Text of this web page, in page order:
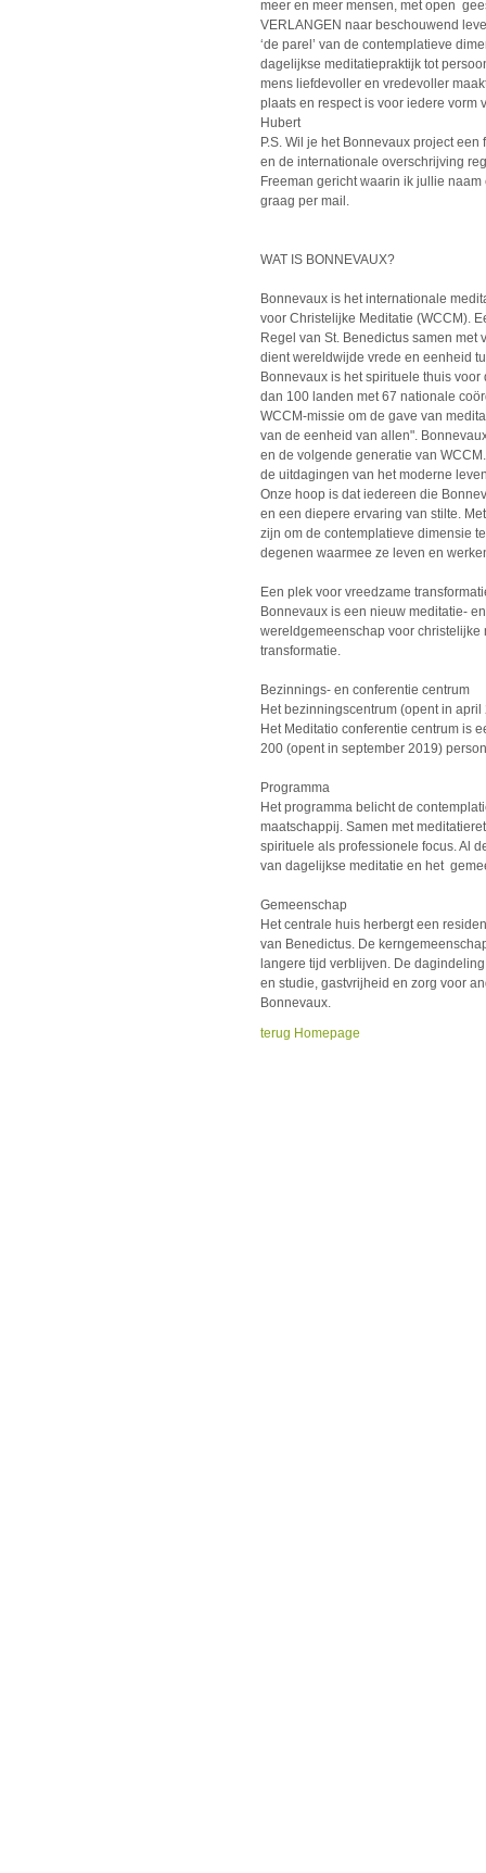
meer en meer mensen, met open
VERLANGEN naar beschouwend
‘de parel’ van de contemplatieve
dagelijkse meditatiepraktijk tot
mens liefdevoller en vredevoller
plaats en respect is voor iedere vorm
Hubert
P.S. Wil je het Bonnevaux project
en de internationale overschrijving
Freeman gericht waarin ik jullie
graag per mail.
WAT IS BONNEVAUX?
Bonnevaux is het internationale
voor Christelijke Meditatie (WCCM).
Regel van St. Benedictus samen
dient wereldwijde vrede en eenheid
Bonnevaux is het spirituele thuis
dan 100 landen met 67 nationale
WCCM-missie om de gave van
van de eenheid van allen".
en de volgende generatie van
de uitdagingen van het moderne
Onze hoop is dat iedereen die
en een diepere ervaring van stilte.
zijn om de contemplatieve dimensie
degenen waarmee ze leven en
Een plek voor vreedzame
Bonnevaux is een nieuw meditatie-
wereldgemeenschap voor
transformatie.
Bezinnings- en conferentie centrum
Het bezinningscentrum (opent in
Het Meditatio conferentie centrum is
200 (opent in september 2019)
Programma
Het programma belicht de
maatschappij. Samen met
spirituele als professionele focus. Al
van dagelijkse meditatie en het
Gemeenschap
Het centrale huis herbergt een
van Benedictus. De
langere tijd verblijven. De
en studie, gastvrijheid en zorg voor
Bonnevaux.
terug Homepage